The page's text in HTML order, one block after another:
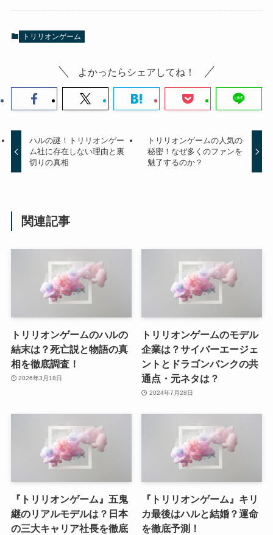
トリリオンゲーム
よかったらシェアしてね！
ハルの謎！トリリオンゲー
ム社に存在しない理由と裏
切りの真相
トリリオンゲームの人気の
秘密！なぜ多くのファンを
魅了するのか？
関連記事
トリリオンゲームのハルの
結末は？死亡説と物語の真
相を徹底調査！
2026年3月18日
トリリオンゲームのモデル
企業は？サイバーエージェ
ントとドラゴンバンクの共
通点・元ネタは？
2024年7月28日
『トリリオンゲーム』五鬼
継のリアルモデルは？日本
の三大キャリア社長を徹底
『トリリオンゲーム』キリ
カ最後はハルと結婚？運命
を徹底予測！